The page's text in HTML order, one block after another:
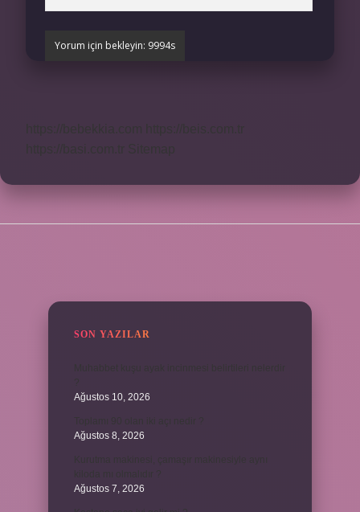
SON YAZILAR
Ağustos 10, 2026
Ağustos 8, 2026
Ağustos 7, 2026